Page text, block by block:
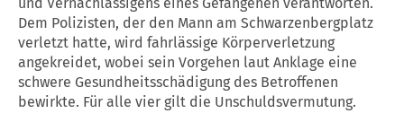
Dem Polizisten, der den Mann am Schwarzenbergplatz
verletzt hatte, wird fahrlässige Körperverletzung
angekreidet, wobei sein Vorgehen laut Anklage eine
schwere Gesundheitsschädigung des Betroffenen
bewirkte. Für alle vier gilt die Unschuldsvermutung.